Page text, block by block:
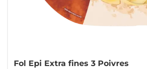
Fol Epi Extra fines 3 Poivres